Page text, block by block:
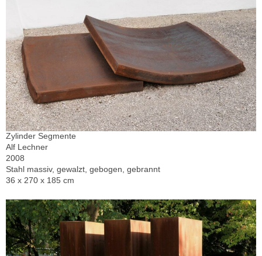
Zylinder Segmente
Alf Lechner
2008
Stahl massiv, gewalzt, gebogen, gebrannt
36 x 270 x 185 cm